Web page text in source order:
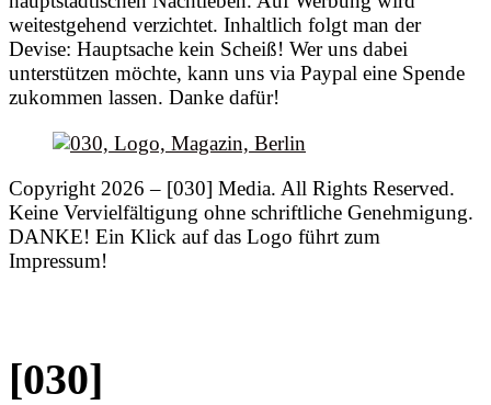
weitestgehend verzichtet. Inhaltlich folgt man der
Devise: Hauptsache kein Scheiß! Wer uns dabei
unterstützen möchte, kann uns via Paypal eine Spende
zukommen lassen. Danke dafür!
Copyright 2026 – [030] Media. All Rights Reserved.
Keine Vervielfältigung ohne schriftliche Genehmigung.
DANKE! Ein Klick auf das Logo führt zum
Impressum!
[030]